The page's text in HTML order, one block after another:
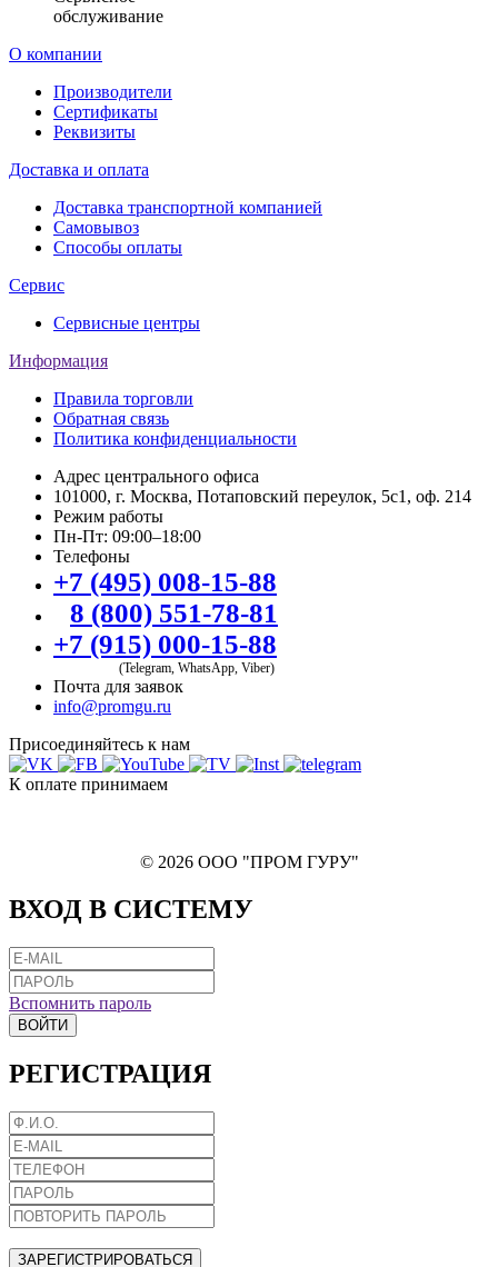
обслуживание
О компании
Производители
Сертификаты
Реквизиты
Доставка и оплата
Доставка транспортной компанией
Самовывоз
Способы оплаты
Сервис
Сервисные центры
Информация
Правила торговли
Обратная связь
Политика конфиденциальности
Адрес центрального офиса
101000, г. Москва, Потаповский переулок, 5с1, оф. 214
Режим работы
Пн-Пт: 09:00–18:00
Телефоны
+7 (495) 008-15-88
8 (800) 551-78-81
+7 (915) 000-15-88
(Telegram, WhatsApp, Viber)
Почта для заявок
info@promgu.ru
Присоединяйтесь к нам
К оплате принимаем
© 2026 ООО "ПРОМ ГУРУ"
ВХОД В СИСТЕМУ
Вспомнить пароль
ВОЙТИ
РЕГИСТРАЦИЯ
ЗАРЕГИСТРИРОВАТЬСЯ